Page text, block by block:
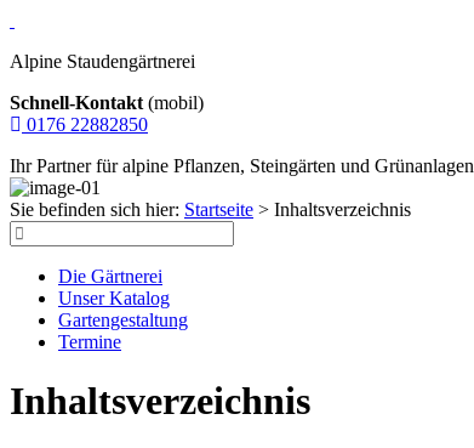
Alpine Staudengärtnerei
Schnell-Kontakt (mobil)
0176 22882850
Ihr Partner für alpine Pflanzen, Steingärten und Grünanlagen
Sie befinden sich hier: Startseite > Inhaltsverzeichnis
Die Gärtnerei
Unser Katalog
Gartengestaltung
Termine
Inhaltsverzeichnis